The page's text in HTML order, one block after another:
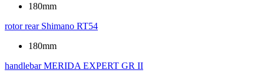
180mm
rotor rear Shimano RT54
180mm
handlebar MERIDA EXPERT GR II